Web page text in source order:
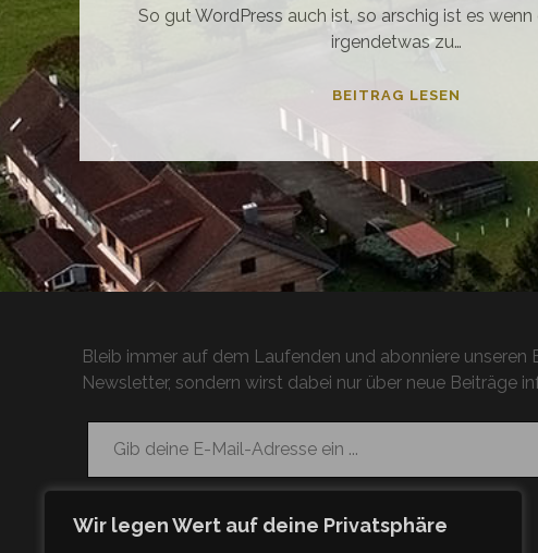
Wir legen Wert auf deine Privatsphäre
So gut WordPress auch ist, so arschig ist es
irgendetwas zu…
BEITRAG LESEN
BEST
PRACTICE
AUS
DER
Bleib immer auf dem Laufenden und abonniere unseren
Newsletter, sondern wirst dabei nur über neue Beiträge
Gib deine E-Mail-Adresse ein ...